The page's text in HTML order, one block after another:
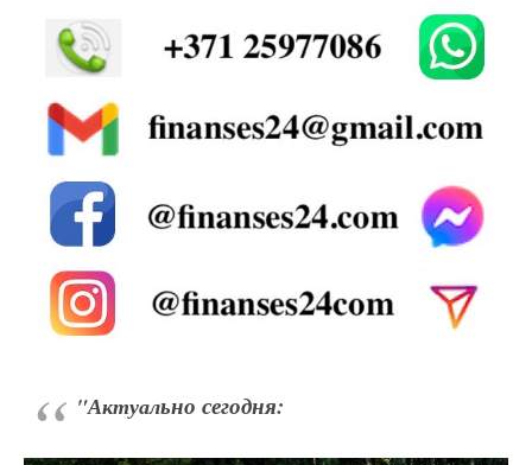
"Актуально сегодня: